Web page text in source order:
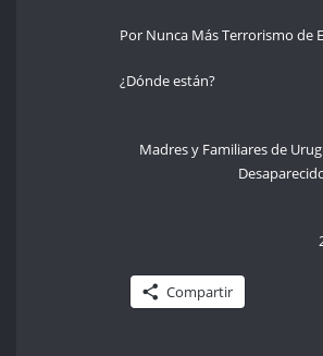
Por Nunca Más Terrorismo de
¿Dónde están?
Madres y Familiares de
Compartir